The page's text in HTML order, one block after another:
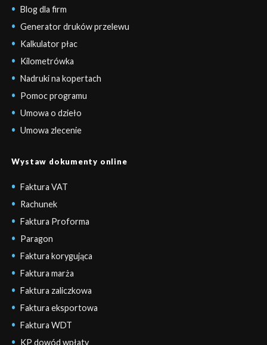
Blog dla firm
Generator druków przelewu
Kalkulator płac
Kilometrówka
Nadruki na kopertach
Pomoc programu
Umowa o dzieło
Umowa zlecenie
Wystaw dokumenty online
Faktura VAT
Rachunek
Faktura Proforma
Paragon
Faktura korygująca
Faktura marża
Faktura zaliczkowa
Faktura eksportowa
Faktura WDT
KP dowód wpłaty